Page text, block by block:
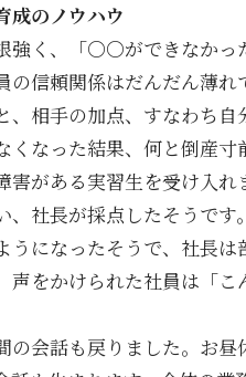
成のノウハウ
強く、「〇〇ができなか
の信頼関係はだんだん薄
、相手の加点、すなわち
なった結果、何と倒産寸
害がある実習生を受け入
、社長が採点したそうで
うになったそうで、社長
声をかけられた社員は「
の会話も戻りました。お